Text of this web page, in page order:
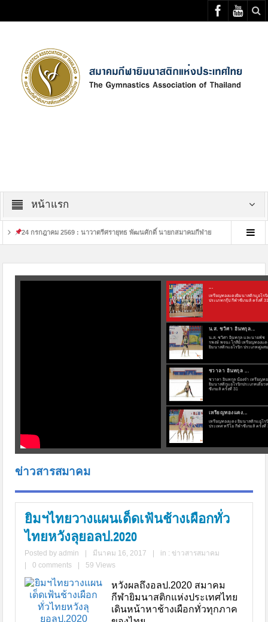
หน้าแรก
24 กรกฎาคม 2569 : นาวาตรีศรายุทธ พัฒนศักดิ์ นายกสมาคมกีฬาย เสร็จสิ้นการอบร
...
เหรียญทองแดงยิมนาสติกแอโรบิ
ประเภทกรุ๊ป กีฬาซีเกมส์ ครั้งที่ 31
น.ส. ชวิศา อินทกุล...
น.ส. ชวิศา อินทกุล และนายพัช
รพงษ์ พจนะโกสีย์ เหรียญทองแด
ยิมนาสติกแอโรบิก ประเภทคู่ผส
ชวาลา อินทกุล ...
ชวาลา อินทกุล น้องจ๋า เหรียญทอ
ยิมนาสติกแอโรบิกประเภทเดี่ยว
ซีเกมส์ ครั้งที่ 31
เหรียญทองแดง...
เหรียญทองแดง ยิมนาสติกแอโร
ประเทศ ทรีโอ กีฬาซีเกมส์ ครั้งที่
นายชนกพล เจียมสุขใจ...
ได้รับเหรียญเงิน ในกีฬาซีเกมส์ ค
31
เอ็กเซอร์ไซด์ ในกีฬาซีเกมส์ ครั้ง
31 ณ ประเทศเวียดนาม
ฑิฆัมพร สุรินทรทะ เหรียญเงินโ
กระโดด ในกีฬาซีเกมส์ ครั้งที่
ประเทศเวียดนาม
ข่าวสารสมาคม
ยิมฯไทยวางแผนเด็ดเฟ้นช้างเผือกทั่ว
ไทยหวังลุยอลป.2020
Posted byadmin มีนาคม 16, 2017 in : ข่าวสารสมาคม
0 comments 59 Views
หวังผลถึงอลป.2020 สมาคม
กีฬายิมนาสติกแห่งประเทศไทย
เดินหน้าหาช้างเผือกทั่วทุกภาค